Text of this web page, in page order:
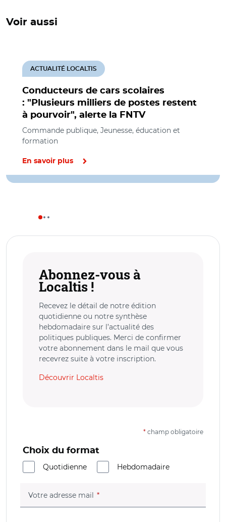
Voir aussi
Conducteurs de cars scolaires
: "Plusieurs milliers de postes restent
à pourvoir", alerte la FNTV
ACTUALITÉ LOCALTIS
Commande publique, Jeunesse, éducation et
formation
En savoir plus
Abonnez-vous à
Localtis !
Recevez le détail de notre édition
quotidienne ou notre synthèse
hebdomadaire sur l’actualité des
politiques publiques. Merci de confirmer
votre abonnement dans le mail que vous
recevrez suite à votre inscription.
Découvrir Localtis
* champ obligatoire
Choix du format
Quotidienne
Hebdomadaire
Votre adresse mail (champ obligatoire)